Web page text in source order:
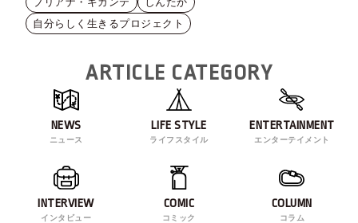
自分らしく生きるプロジェクト
ARTICLE CATEGORY
NEWS
ニュース
LIFE STYLE
ライフスタイル
ENTERTAINMENT
エンターテイメント
INTERVIEW
インタビュー
COMIC
コミック
COLUMN
コラム